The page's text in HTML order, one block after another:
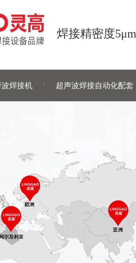
焊接精密度5μm
波焊接机 超声波焊接自动化配套